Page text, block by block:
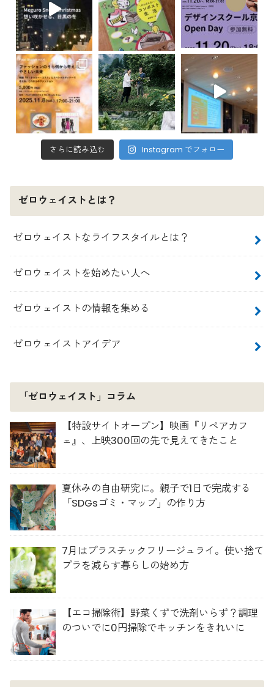
さらに読み込む Instagram でフォロー
ゼロウェイストとは？
ゼロウェイストなライフスタイルとは？
ゼロウェイストを始めたい人へ
ゼロウェイストの情報を集める
ゼロウェイストアイデア
「ゼロウェイスト」コラム
【特設サイトオープン】映画『リペアカフ
ェ』、上映300回の先で見えてきたこと
夏休みの自由研究に。親子で1日で完成する
「SDGsゴミ・マップ」の作り方
7月はプラスチックフリージュライ。使い捨て
プラを減らす暮らしの始め方
【エコ掃除術】野菜くずで洗剤いらず？調理
のついでに0円掃除でキッチンをきれいに